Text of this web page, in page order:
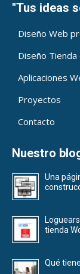
"Tus ideas
Diseño Web
Diseño Tienda
Aplicaciones
Proyectos
Contacto
Nuestro
Una
tienda
Qué